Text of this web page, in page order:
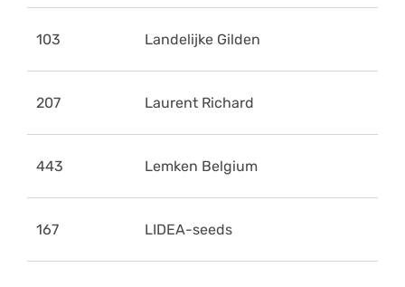
103 Landelijke Gilden
207 Laurent Richard
443 Lemken Belgium
167 LIDEA-seeds